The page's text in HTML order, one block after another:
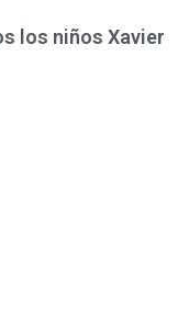
los niños Xavier